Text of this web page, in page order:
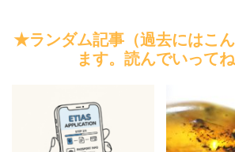
★ランダム記事（過去にはこ
ます。読んでいってね